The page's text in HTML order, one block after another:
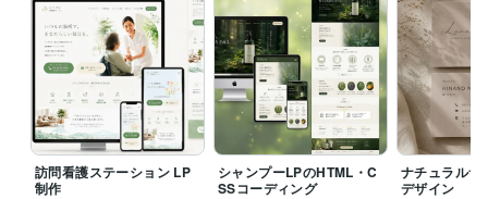
なお、やり取りが滞らないよう、メッセージへの返信は24時間以内を徹
底 しております。いただいたご連絡は優先して確認し、必要な情報やご
質問への回答を迅速にお届けできるよう努めています。
業務中や作業の集中時間帯は返信が前後する場合もございますが、でき
る限り早いタイミングで対応いたしますのでご安心ください。また、土
日祝日も時間帯によっては対応可能ですので、急ぎの案件やご相談があ
る場合にも柔軟に対応させていただきます。
訪問看護ステーション LP
制作
シャンプーLPのHTML・C
SSコーディング
ナチュラルサ
デザイン